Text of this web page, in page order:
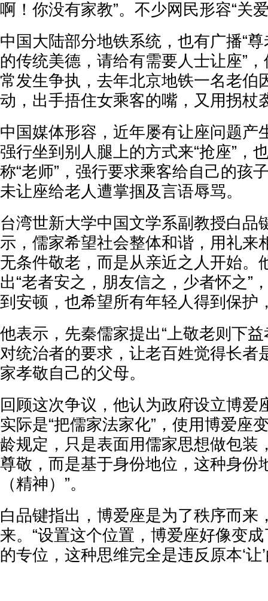
啊！你没有家教”。不少网民形容“关
中国大陆部分地铁系统，也有广播“
的传统美德，请给有需要人士让座”
常发生争执，去年北京地铁一名老伯
动，出手捂住女乘客的嘴，又用拐杖
中国媒体形容，近年屡有让座问题产
强行坐到别人腿上的方式来“抢座”，
称“老师”，强行要求乘客给自己的孩
未让座给老人遭掌掴及言语辱骂。
台湾世新大学中国文学系副教授白品
示，儒家希望社会整体和谐，用礼来
无条件敬老，而是从亲近之人开始。
出“老者安之，朋友信之，少者怀之”
到安顿，也希望所有年轻人得到保护
他表示，先秦儒家提出“上敬老则下益
对统治者的要求，让老百姓觉得长者
家孝敬自己的父母。
回顾这次争议，他认为政府设立博爱
实际是“把儒家法家化”，使用博爱座
龄规定，只是表面用儒家思想做包装
尊敬，而是基于身份地位，这种身份
（精神）”。
白品键指出，博爱座是为了秩序而来
来。“设置这个位置，博爱座好像变
的专位，这种思维完全是违反原本‘让